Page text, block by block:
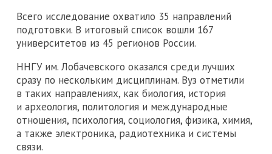
Всего исследование охватило 35 направлений
подготовки. В итоговый список вошли 167
университетов из 45 регионов России.
ННГУ им. Лобачевского оказался среди лучших
сразу по нескольким дисциплинам. Вуз отметили
в таких направлениях, как биология, история
и археология, политология и международные
отношения, психология, социология, физика, химия,
а также электроника, радиотехника и системы
связи.